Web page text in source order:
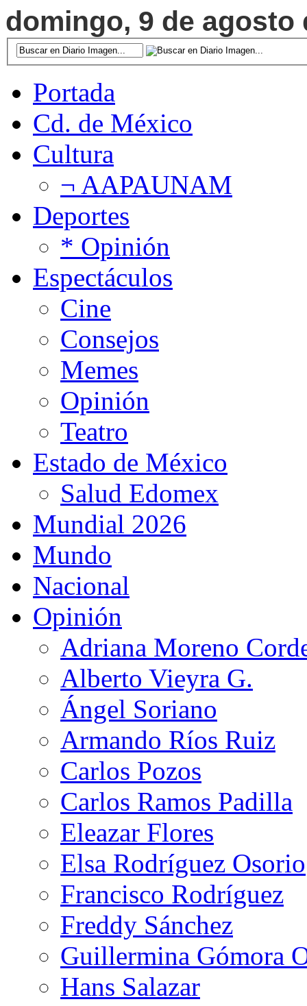
domingo, 9 de agosto
Portada
Cd. de México
Cultura
¬ AAPAUNAM
Deportes
* Opinión
Espectáculos
Cine
Consejos
Memes
Opinión
Teatro
Estado de México
Salud Edomex
Mundial 2026
Mundo
Nacional
Opinión
Adriana Moreno
Alberto Vieyra G.
Ángel Soriano
Armando Ríos Ruiz
Carlos Pozos
Carlos Ramos Padilla
Eleazar Flores
Elsa Rodríguez Osorio
Francisco Rodríguez
Freddy Sánchez
Guillermina Gómora
Hans Salazar